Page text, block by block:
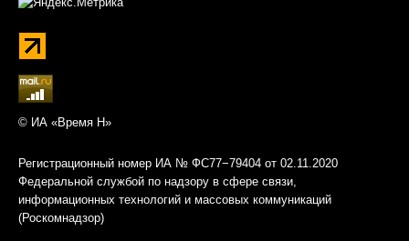
© ИА «Время Н»
Регистрационный номер ИА № ФС77−79404 от 02.11.2020
Федеральной службой по надзору в сфере связи,
информационных технологий и массовых коммуникаций
(Роскомнадзор)